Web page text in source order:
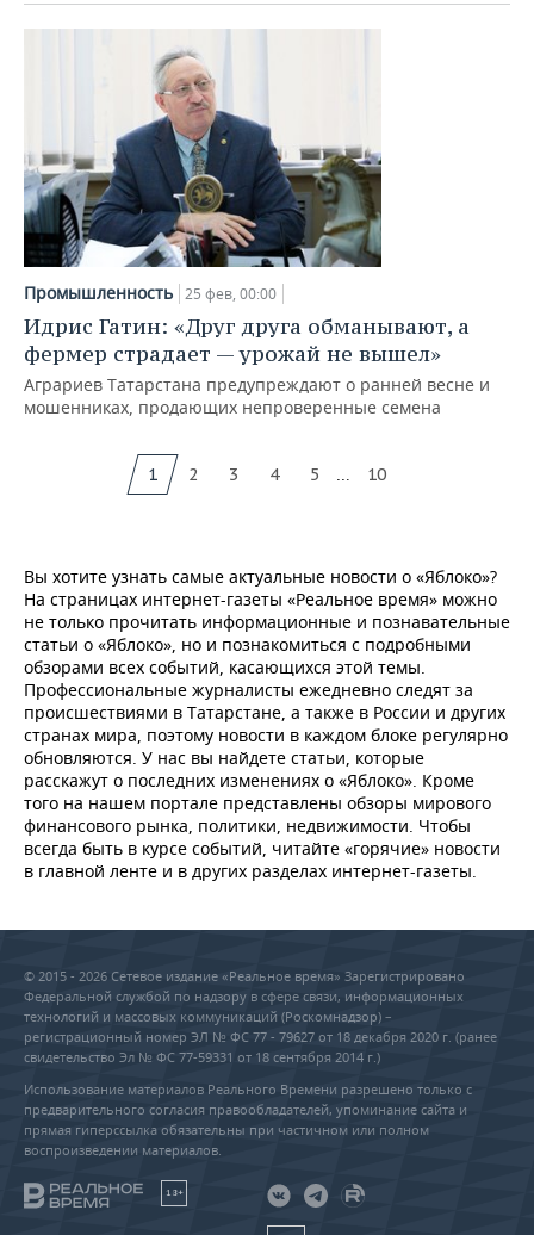
Промышленность 25 фев, 00:00
Идрис Гатин: «Друг друга обманывают, а
фермер страдает — урожай не вышел»
Аграриев Татарстана предупреждают о ранней весне и
мошенниках, продающих непроверенные семена
1 2 3 4 5 ... 10
Вы хотите узнать самые актуальные новости о «Яблоко»?
На страницах интернет-газеты «Реальное время» можно
не только прочитать информационные и познавательные
статьи о «Яблоко», но и познакомиться с подробными
обзорами всех событий, касающихся этой темы.
Профессиональные журналисты ежедневно следят за
происшествиями в Татарстане, а также в России и других
странах мира, поэтому новости в каждом блоке регулярно
обновляются. У нас вы найдете статьи, которые
расскажут о последних изменениях о «Яблоко». Кроме
того на нашем портале представлены обзоры мирового
финансового рынка, политики, недвижимости. Чтобы
всегда быть в курсе событий, читайте «горячие» новости
в главной ленте и в других разделах интернет-газеты.
© 2015 - 2026 Сетевое издание «Реальное время» Зарегистрировано
Федеральной службой по надзору в сфере связи, информационных
технологий и массовых коммуникаций (Роскомнадзор) –
регистрационный номер ЭЛ № ФС 77 - 79627 от 18 декабря 2020 г. (ранее
свидетельство Эл № ФС 77-59331 от 18 сентября 2014 г.)
Использование материалов Реального Времени разрешено только с
предварительного согласия правообладателей, упоминание сайта и
прямая гиперссылка обязательны при частичном или полном
воспроизведении материалов.
18+